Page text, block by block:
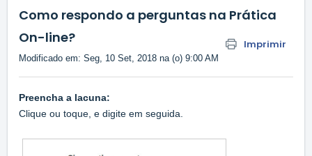
Como respondo a perguntas na Prática
On-line?
Imprimir
Modificado em: Seg, 10 Set, 2018 na (o) 9:00 AM
Preencha a lacuna:
Clique ou toque, e digite em seguida.